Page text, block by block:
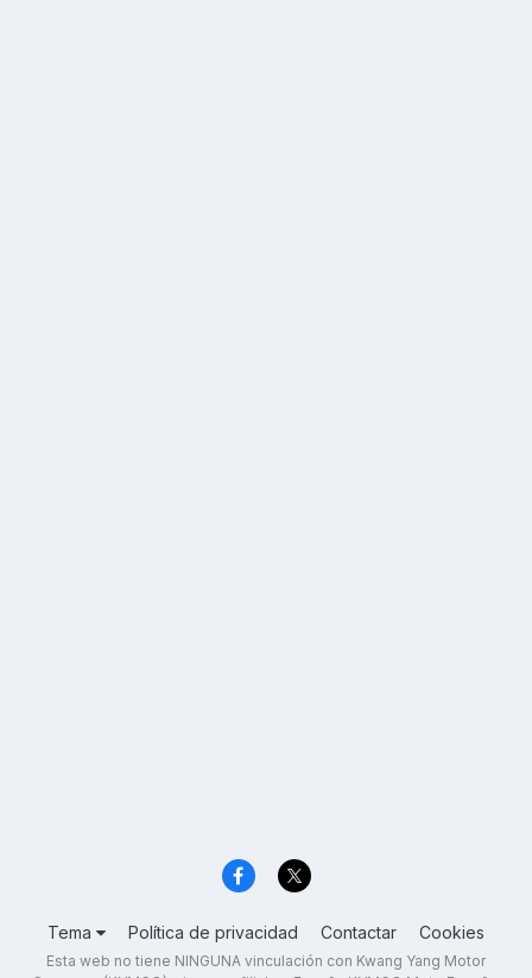
Tema Política de privacidad Contactar Cookies
Esta web no tiene NINGUNA vinculación con Kwang Yang Motor